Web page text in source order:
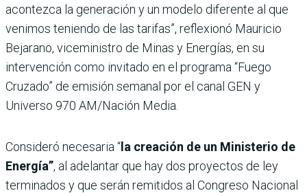
acontezca la generación y un modelo diferente al que
venimos teniendo de las tarifas”, reflexionó Mauricio
Bejarano, viceministro de Minas y Energías, en su
intervención como invitado en el programa “Fuego
Cruzado” de emisión semanal por el canal GEN y
Universo 970 AM/Nación Media.
Consideró necesaria “la creación de un Ministerio de
Energía”, al adelantar que hay dos proyectos de ley
terminados y que serán remitidos al Congreso Nacional